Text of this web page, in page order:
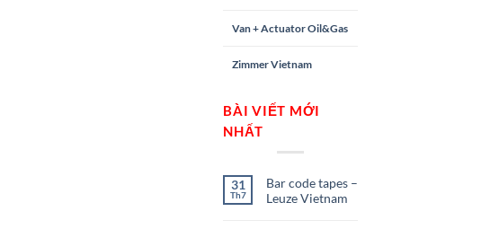
Van + Actuator Oil&Gas
Zimmer Vietnam
BÀI VIẾT MỚI
NHẤT
31
Th7
Bar code tapes –
Leuze Vietnam